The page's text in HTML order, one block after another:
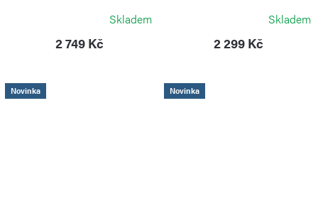
Skladem
2 749 Kč
Skladem
2 299 Kč
Novinka Novinka